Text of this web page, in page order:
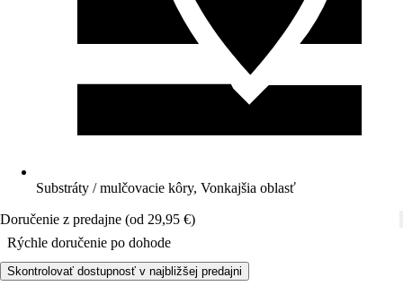
Substráty / mulčovacie kôry, Vonkajšia oblasť
Doručenie z predajne (od 29,95 €)
Rýchle doručenie po dohode
Skontrolovať dostupnosť v najbližšej predajni